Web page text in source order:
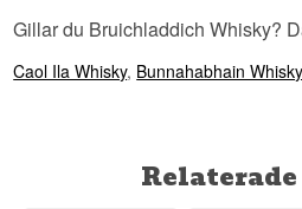
Gillar du Bruichladdich Whisky?
Caol Ila Whisky, Bunnahabhain Whisky